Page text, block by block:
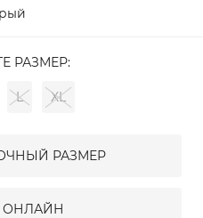
РАЗМЕР:
L XL
РАЗМЕР
ОНЛАЙН